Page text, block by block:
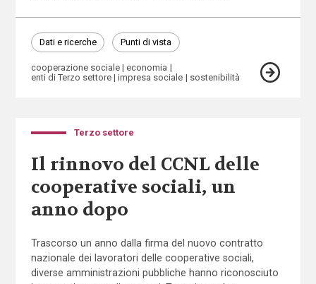
Dati e ricerche Punti di vista
cooperazione sociale
economia
enti di Terzo settore
impresa sociale sostenibilità
Terzo settore
Il rinnovo del CCNL delle
cooperative sociali, un
anno dopo
Trascorso un anno dalla firma del nuovo contratto
nazionale dei lavoratori delle cooperative sociali,
diverse amministrazioni pubbliche hanno riconosciuto